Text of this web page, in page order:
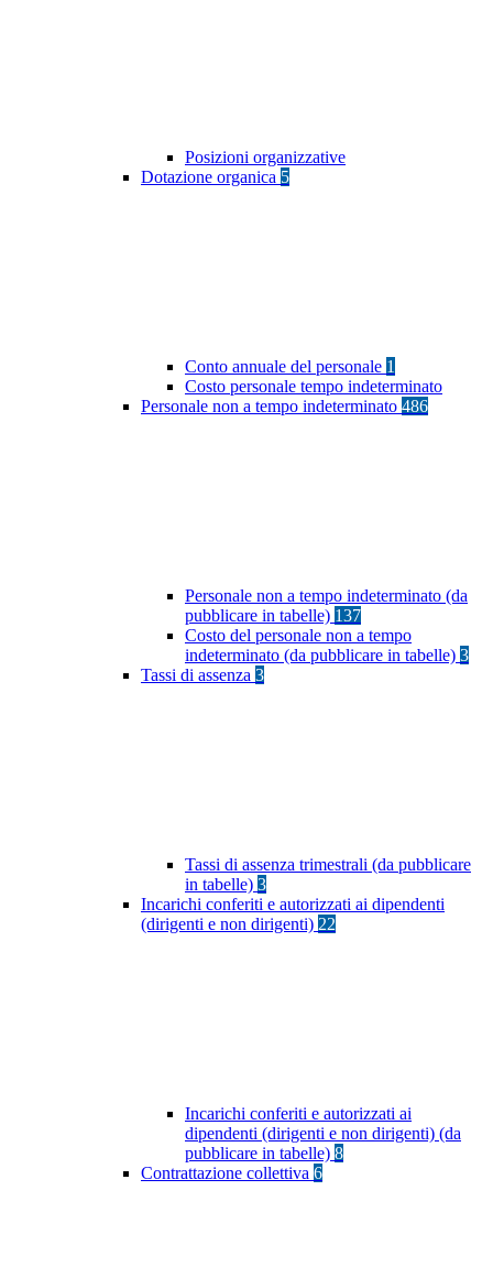
Posizioni organizzative
Dotazione organica 5
Conto annuale del personale 1
Costo personale tempo indeterminato
Personale non a tempo indeterminato 486
Personale non a tempo indeterminato (da
pubblicare in tabelle) 137
Costo del personale non a tempo
indeterminato (da pubblicare in tabelle) 3
Tassi di assenza 3
Tassi di assenza trimestrali (da pubblicare
in tabelle) 3
Incarichi conferiti e autorizzati ai dipendenti
(dirigenti e non dirigenti) 22
Incarichi conferiti e autorizzati ai
dipendenti (dirigenti e non dirigenti) (da
pubblicare in tabelle) 8
Contrattazione collettiva 6